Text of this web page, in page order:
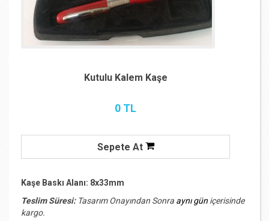
Kutulu Kalem Kaşe
0 TL
Sepete At
Kaşe Baskı Alanı: 8x33mm
Teslim Süresi:Tasarım Onayından Sonra aynı gün içerisinde
kargo.